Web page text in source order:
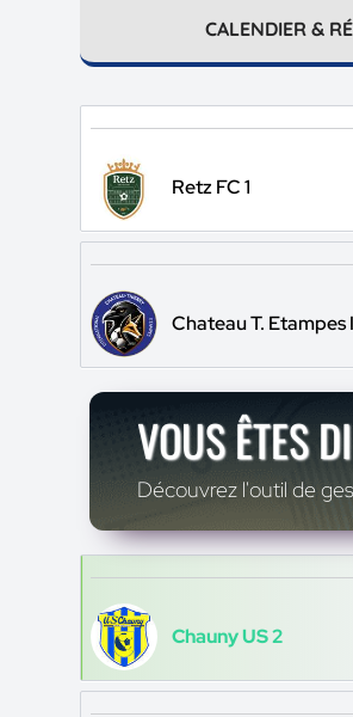
CALENDIER &
Retz FC 1
Chateau T. Etampes
VOUS ÊTES
Découvrez l'outil de
Chauny US 2